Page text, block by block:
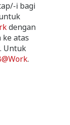
i bagi
dengan
ke atas
Untuk
.